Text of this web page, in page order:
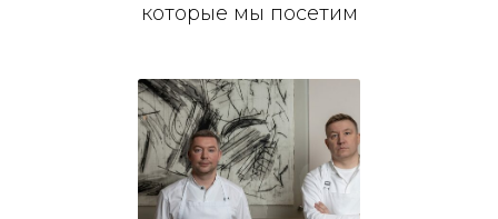
которые мы посетим